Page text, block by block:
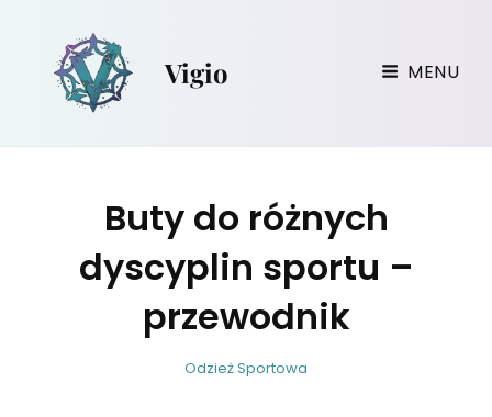
Vigio MENU
Buty do różnych
dyscyplin sportu –
przewodnik
C
Odzież SportowaBw